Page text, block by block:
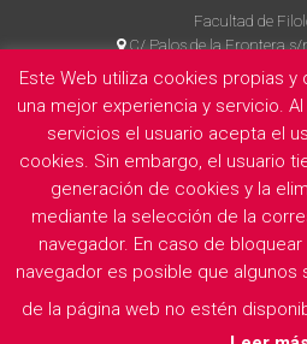
Facultad de
C/ Palos de la Frontera s/
954 55 14
La Facultad Información legal
E
Este Web utiliza cookies propias
una mejor experiencia y servicio.
servicios el usuario acepta el
cookies. Sin embargo, el usuario
generación de cookies y la
mediante la selección de la
navegador. En caso de
navegador es posible que algunos
de la página web no estén